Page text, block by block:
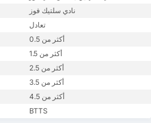
نادي سلتيك فوز
تعادل
أكثر من 0.5
أكثر من 1.5
أكثر من 2.5
أكثر من 3.5
أكثر من 4.5
BTTS